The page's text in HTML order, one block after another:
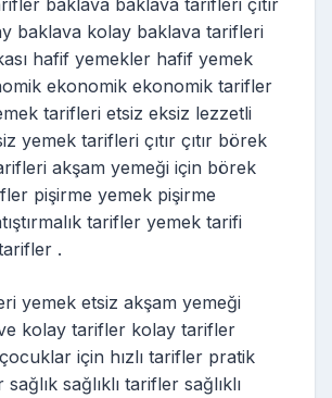
baklava kolay baklava tarifleri
hafif yemekler hafif yemek
ekonomik ekonomik tarifler
tarifleri etsiz eksiz lezzetli
yemek tarifleri çıtır çıtır börek
akşam yemeği için börek
pişirme yemek pişirme
tarifler yemek tarifi
.
yemek etsiz akşam yemeği
kolay tarifler kolay tarifler
için hızlı tarifler pratik
sağlıklı tarifler sağlıklı